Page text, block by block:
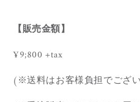
【販売金額】
¥9;800 +tax
(※送料はお客様負担でござ